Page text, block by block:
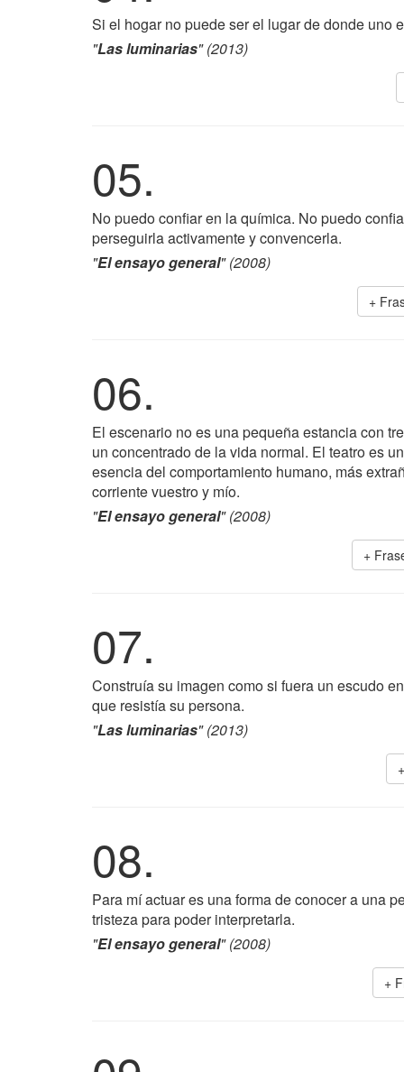
Si el hogar no puede ser el lugar de donde uno
"Las luminarias" (2013)
05.
No puedo confiar en la química. No puedo
perseguirla activamente y convencerla.
"El ensayo general" (2008)
+
06.
El escenario no es una pequeña estancia con
un concentrado de la vida normal. El teatro es
esencia del comportamiento humano, más
corriente vuestro y mío.
"El ensayo general" (2008)
+
07.
Construía su imagen como si fuera un escudo
que resistía su persona.
"Las luminarias" (2013)
08.
Para mí actuar es una forma de conocer a una
tristeza para poder interpretarla.
"El ensayo general" (2008)
+